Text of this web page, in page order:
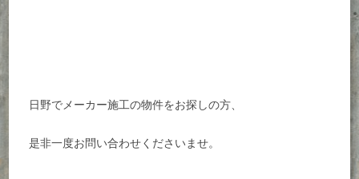
日野でメーカー施工の物件をお探しの方、
是非一度お問い合わせくださいませ。